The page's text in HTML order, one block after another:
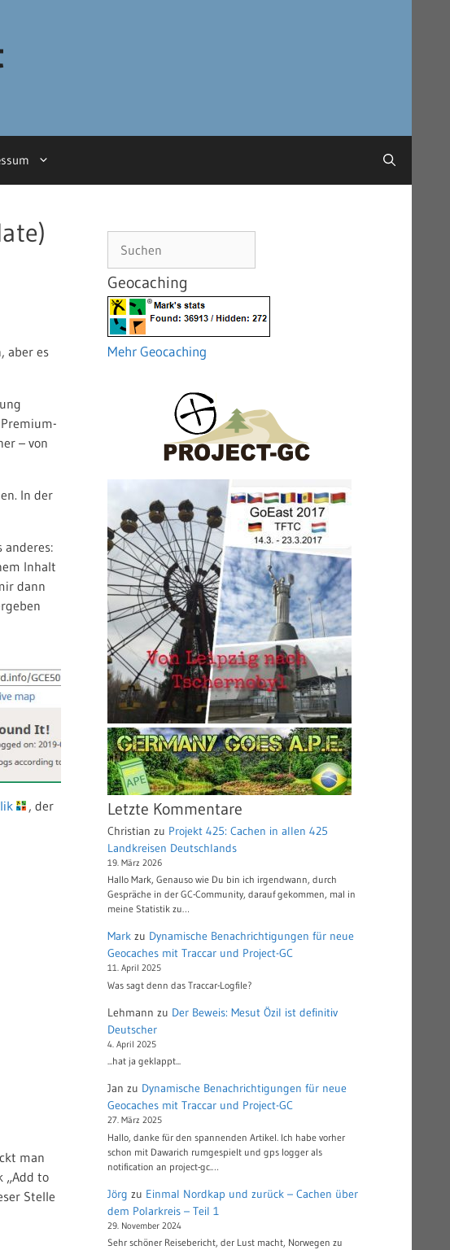
aber es
– von
In der
anderes:
Inhalt
dann
, der
man
„Add to
Stelle
Geocaching
Mehr Geocaching
Letzte Kommentare
Christian zu Projekt 425: Cachen in allen 425
Landkreisen Deutschlands
19. März 2026
Hallo Mark, Genauso wie Du bin ich irgendwann, durch
Gespräche in der GC-Community, darauf gekommen, mal in
meine Statistik zu…
Mark zu Dynamische Benachrichtigungen für neue
Geocaches mit Traccar und Project-GC
11. April 2025
Was sagt denn das Traccar-Logfile?
Lehmann zu Der Beweis: Mesut Özil ist definitiv
Deutscher
4. April 2025
...hat ja geklappt...
Jan zu Dynamische Benachrichtigungen für neue
Geocaches mit Traccar und Project-GC
27. März 2025
Hallo, danke für den spannenden Artikel. Ich habe vorher
schon mit Dawarich rumgespielt und gps logger als
notification an project-gc.…
Jörg zu Einmal Nordkap und zurück – Cachen über
dem Polarkreis – Teil 1
29. November 2024
Sehr schöner Reisebericht, der Lust macht, Norwegen zu